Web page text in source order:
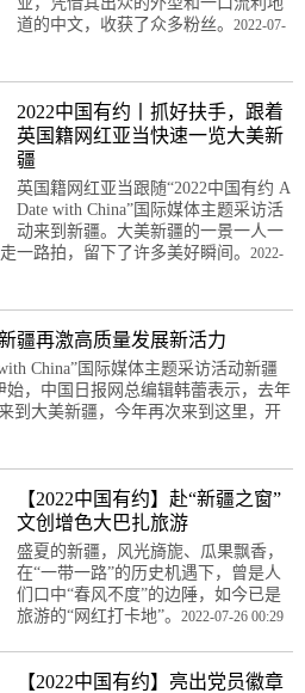
道的中文，收获了众多粉丝。 2022-07-
2022中国有约丨抓好扶手，跟着
英国籍网红亚当快速一览大美新
疆
英国籍网红亚当跟随“2022中国有约 A
Date with China”国际媒体主题采访活
动来到新疆。大美新疆的一景一人一
一路拍，留下了许多美好瞬间。 2022-
疆再激高质量发展新活力
China”国际媒体主题采访活动新疆
始，中国日报网总编辑韩蕾表示，去年
到大美新疆，今年再次来到这里，开
【2022中国有约】赴“新疆之窗”
文创增色大巴扎旅游
盛夏的新疆，风光旖旎、瓜果飘香，
在“一带一路”的历史机遇下，曾是人
们口中“春风不度”的边陲，如今已是
旅游的“网红打卡地”。 2022-07-26 00:29
【2022中国有约】亮出党员徽章